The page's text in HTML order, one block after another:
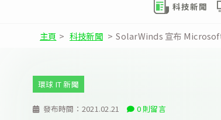
科技新聞
主頁 > 科技新聞 > SolarWinds 宣布
發布時間： 2021.02.21 0 則留言
環球 IT 新聞